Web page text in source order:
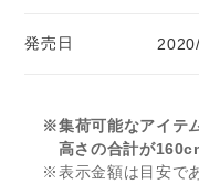
発売日
※集荷可能なアイテ
高さの合計が
※表示金額は目安で